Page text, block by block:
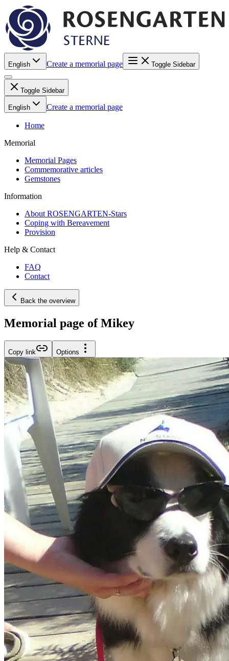
English Create a memorial page Toggle Sidebar
Toggle Sidebar
English Create a memorial page
Home
Memorial
Memorial Pages
Commemorative articles
Gemstones
Information
About ROSENGARTEN-Stars
Coping with Bereavement
Provision
Help & Contact
FAQ
Contact
Back the overview
Memorial page of Mikey
Copy link Options